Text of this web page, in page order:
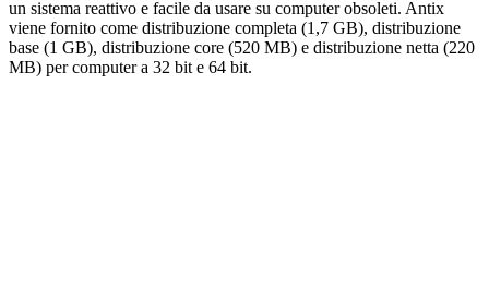
un sistema reattivo e facile da usare su computer obsoleti. Antix
viene fornito come distribuzione completa (1,7 GB), distribuzione
base (1 GB), distribuzione core (520 MB) e distribuzione netta (220
MB) per computer a 32 bit e 64 bit.